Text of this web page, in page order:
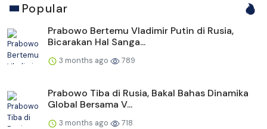
Popular
Prabowo Bertemu Vladimir Putin di Rusia,
Bicarakan Hal Sanga...
3 months ago 789
Prabowo Tiba di Rusia, Bakal Bahas Dinamika
Global Bersama V...
3 months ago 718